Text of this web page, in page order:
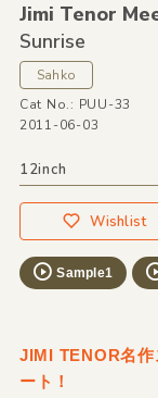
Jimi Tenor
Sunrise
Sahko
Cat No.: PUU-33
2011-06-03
12inch
Wishlist
Sample1
JIMI TENOR名
ート！